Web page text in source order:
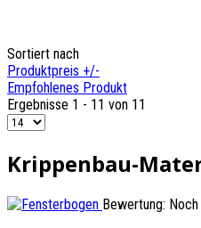
Sortiert nach
Produktpreis +/-
Empfohlenes Produkt
Ergebnisse 1 - 11 von 11
Krippenbau-
Bewertung: